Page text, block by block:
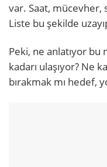
var. Saat, mücevher,
Liste bu şekilde
Peki, ne anlatıyor bu
kadarı ulaşıyor? Ne
bırakmak mı hedef,